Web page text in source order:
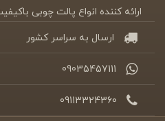
ارائه کننده انواع پالت چوبی
ارسال به سراسر کشور
09035457111
09113324360